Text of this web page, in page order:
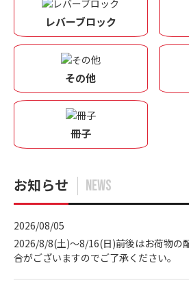
レバーブロック
その他
冊子
お知らせ NEWS
2026/08/05
2026/8/8(土)～8/16(日)前後はお荷物の
合がございますのでご了承ください。